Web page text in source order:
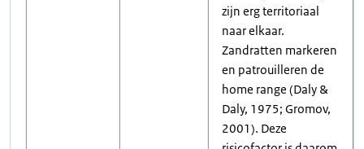
zijn erg territoriaal
naar elkaar.
Zandratten markeren
en patrouilleren de
home range (Daly &
Daly, 1975; Gromov,
2001). Deze